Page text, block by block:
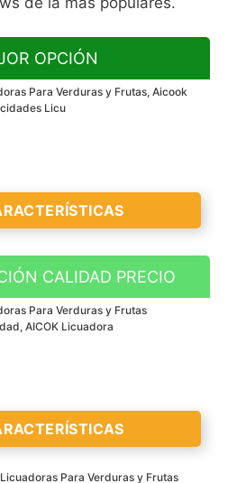
OPCIÓN
Para Verduras y Frutas, Aicook
Licu
un
y
a
Solo
CALIDAD PRECIO
Para Verduras y Frutas
AICOK Licuadora
Para Verduras y Frutas